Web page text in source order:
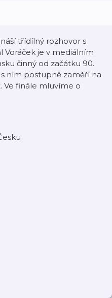
třídílný rozhovor s
Voráček je v mediálním
činný od začátku 90.
ním postupně zaměří na
Ve finále mluvíme o